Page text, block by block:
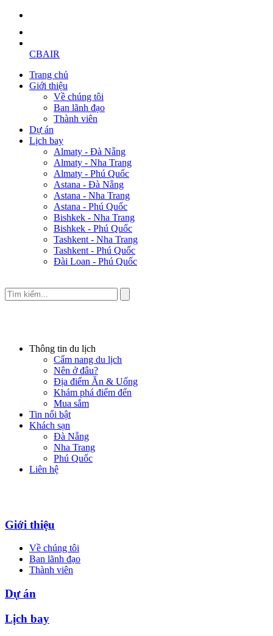
CBAIR
Trang chủ
Giới thiệu
Về chúng tôi
Ban lãnh đạo
Thành viên
Dự án
Lịch bay
Almaty - Đà Nẵng
Almaty - Nha Trang
Almaty - Phú Quốc
Astana - Đà Nẵng
Astana - Nha Trang
Astana - Phú Quốc
Bishkek - Nha Trang
Bishkek - Phú Quốc
Tashkent - Nha Trang
Tashkent - Phú Quốc
Đài Loan - Phú Quốc
Thông tin du lịch
Cẩm nang du lịch
Nên ở đâu?
Địa điểm Ăn & Uống
Khám phá điểm đến
Mua sắm
Tin nổi bật
Khách sạn
Đà Nẵng
Nha Trang
Phú Quốc
Liên hệ
Giới thiệu
Về chúng tôi
Ban lãnh đạo
Thành viên
Dự án
Lịch bay